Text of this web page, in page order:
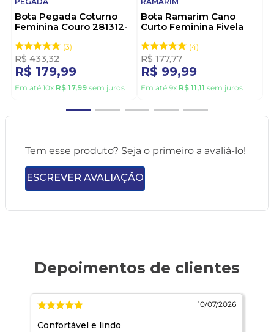
Bota Pegada Coturno
Feminina Couro 281312-
3
R$ 433,32
R$ 179,99
Em até 10x R$ 17,99 sem juros
Bota Ramarim Cano
Curto Feminina Fivela
4
R$ 177,77
R$ 99,99
Em até 9x R$ 11,11 sem juros
Tem esse produto? Seja o primeiro a avaliá-lo!
ESCREVER AVALIAÇÃO
10/07/2026
Confortável e lindo